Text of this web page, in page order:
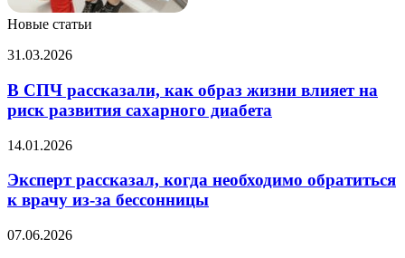
Новые статьи
В
рассказали,
как
образ
влияет
риск
развития
диабета
31.03.2026
В СПЧ рассказали, как образ жизни влияет на
риск развития сахарного диабета
Эксперт
когда
необходимо
обратиться
врачу
14.01.2026
Эксперт рассказал, когда необходимо обратиться
к врачу из-за бессонницы
Названа
07.06.2026